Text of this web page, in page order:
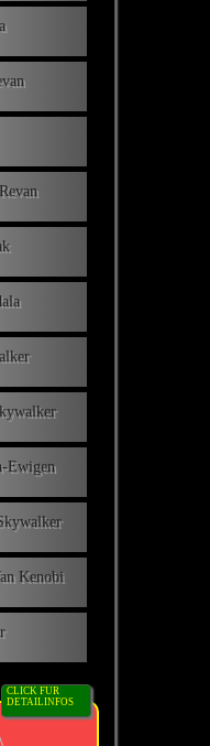
Ewigen
Kenobi
CLICK FÜR
DETAILINFOS